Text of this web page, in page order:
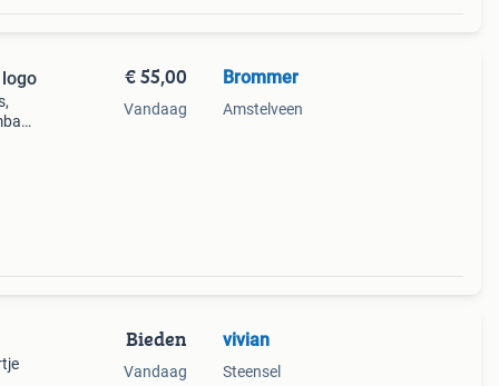
€ 55,00
Vandaag
Brommer
Amstelveen
Bieden
Vandaag
vivian
Steensel